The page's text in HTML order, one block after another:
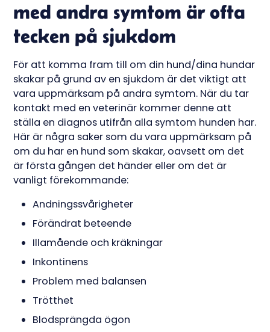
med andra symtom är ofta
tecken på sjukdom
För att komma fram till om din hund/dina hundar
skakar på grund av en sjukdom är det viktigt att
vara uppmärksam på andra symtom. När du tar
kontakt med en veterinär kommer denne att
ställa en diagnos utifrån alla symtom hunden har.
Här är några saker som du vara uppmärksam på
om du har en hund som skakar, oavsett om det
är första gången det händer eller om det är
vanligt förekommande:
Andningssvårigheter
Förändrat beteende
Illamående och kräkningar
Inkontinens
Problem med balansen
Trötthet
Blodsprängda ögon